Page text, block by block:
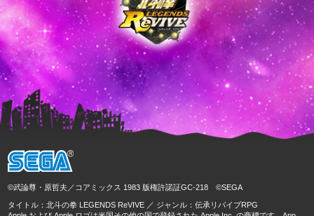
©武論尊・原哲夫／コアミックス 1983 版権許諾証GC-218 ©SEGA
タイトル：北斗の拳 LEGENDS ReVIVE ／ ジャンル：伝承リバイブRPG